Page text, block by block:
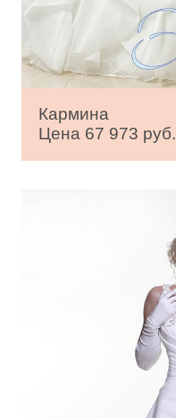
Кармина
Цена 67 973 руб.